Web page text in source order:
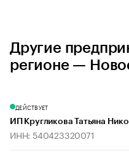
Другие
регионе —
ДЕЙСТВУЕТ
ИП Кругликова Татьяна
ИНН: 540423320071